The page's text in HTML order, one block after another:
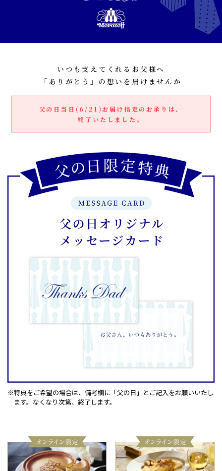
いつも支えてくれるお父様へ
「ありがとう」の想いを届けませんか
父の日当日(6/21)お届け指定のお承りは、
終了いたしました。
※特典をご希望の場合は、備考欄に「父の日」とご記入をお願いいたし
ます。 なくなり次第、終了します。